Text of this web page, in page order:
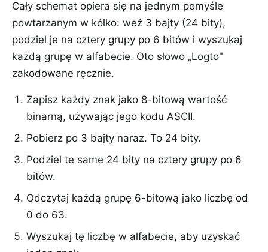
Cały schemat opiera się na jednym pomyśle
powtarzanym w kółko: weź 3 bajty (24 bity),
podziel je na cztery grupy po 6 bitów i wyszukaj
każdą grupę w alfabecie. Oto słowo „Logto"
zakodowane ręcznie.
Zapisz każdy znak jako 8-bitową wartość
binarną, używając jego kodu ASCII.
Pobierz po 3 bajty naraz. To 24 bity.
Podziel te same 24 bity na cztery grupy po 6
bitów.
Odczytaj każdą grupę 6-bitową jako liczbę od
0 do 63.
Wyszukaj tę liczbę w alfabecie, aby uzyskać